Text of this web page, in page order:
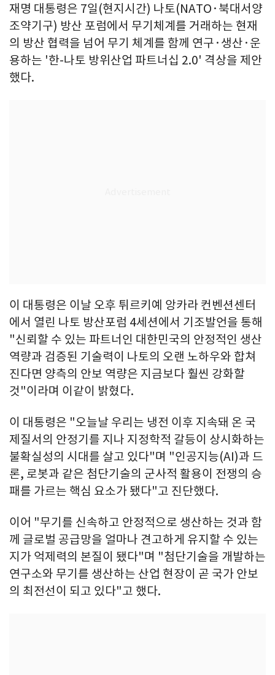
재명 대통령은 7일(현지시간) 나토(NATO·북대서양
조약기구) 방산 포럼에서 무기체계를 거래하는 현재
의 방산 협력을 넘어 무기 체계를 함께 연구·생산·운
용하는 '한-나토 방위산업 파트너십 2.0' 격상을 제안
했다.
이 대통령은 이날 오후 튀르키예 앙카라 컨벤션센터
에서 열린 나토 방산포럼 4세션에서 기조발언을 통해
"신뢰할 수 있는 파트너인 대한민국의 안정적인 생산
역량과 검증된 기술력이 나토의 오랜 노하우와 합쳐
진다면 양측의 안보 역량은 지금보다 훨씬 강화할
것"이라며 이같이 밝혔다.
이 대통령은 "오늘날 우리는 냉전 이후 지속돼 온 국
제질서의 안정기를 지나 지정학적 갈등이 상시화하는
불확실성의 시대를 살고 있다"며 "인공지능(AI)과 드
론, 로봇과 같은 첨단기술의 군사적 활용이 전쟁의 승
패를 가르는 핵심 요소가 됐다"고 진단했다.
이어 "무기를 신속하고 안정적으로 생산하는 것과 함
께 글로벌 공급망을 얼마나 견고하게 유지할 수 있는
지가 억제력의 본질이 됐다"며 "첨단기술을 개발하는
연구소와 무기를 생산하는 산업 현장이 곧 국가 안보
의 최전선이 되고 있다"고 했다.